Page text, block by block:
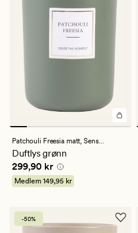
Patchouli Freesia matt,Sense the Moment
Duftlys grønn
Pris 299,90 kr
299,90 kr
Medlem 149,95 kr
-50%